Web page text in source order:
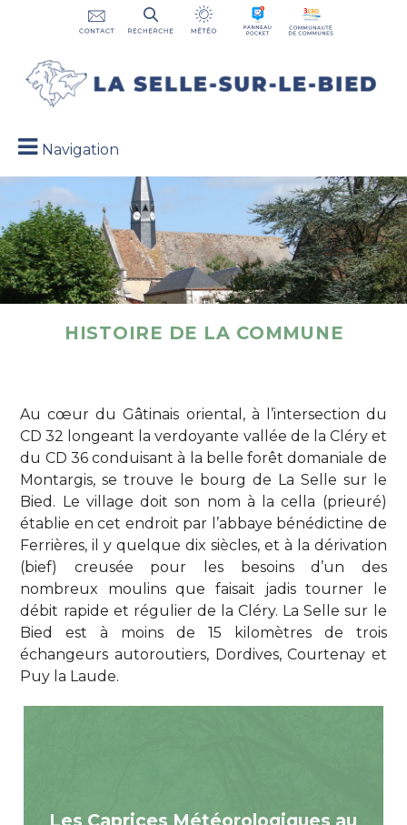
Navigation
HISTOIRE DE LA COMMUNE
Au cœur du Gâtinais oriental, à l’intersection du
CD 32 longeant la verdoyante vallée de la Cléry et
du CD 36 conduisant à la belle forêt domaniale de
Montargis, se trouve le bourg de La Selle sur le
Bied. Le village doit son nom à la cella (prieuré)
établie en cet endroit par l’abbaye bénédictine de
Ferrières, il y quelque dix siècles, et à la dérivation
(bief) creusée pour les besoins d’un des
nombreux moulins que faisait jadis tourner le
débit rapide et régulier de la Cléry. La Selle sur le
Bied est à moins de 15 kilomètres de trois
échangeurs autoroutiers, Dordives, Courtenay et
Puy la Laude.
Les Caprices Météorologiques au